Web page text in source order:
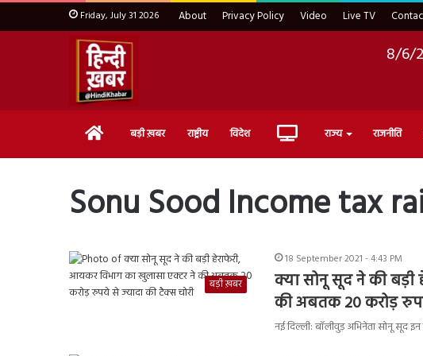
Friday, July 31 2026 About Privacy Policy Video Live TV
8/6/
Home बड़ी ख़बर राष्ट्रीय विदेश Live राज्य राजनीति
Sonu Sood Income tax
बड़ी ख़बर
18 September 2021 - 4:43 PM
क्या सोनू सूद ने की बड़ी
की अबतक 20 करोड़
नई दिल्ली: बॉलीवुड़ अभिनेता सोनू सूद